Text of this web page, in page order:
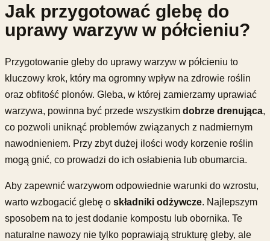
Jak przygotować glebę do
uprawy warzyw w półcieniu?
Przygotowanie gleby do uprawy warzyw w półcieniu to
kluczowy krok, który ma ogromny wpływ na zdrowie roślin
oraz obfitość plonów. Gleba, w której zamierzamy uprawiać
warzywa, powinna być przede wszystkim dobrze drenująca,
co pozwoli uniknąć problemów związanych z nadmiernym
nawodnieniem. Przy zbyt dużej ilości wody korzenie roślin
mogą gnić, co prowadzi do ich osłabienia lub obumarcia.
Aby zapewnić warzywom odpowiednie warunki do wzrostu,
warto wzbogacić glebę o składniki odżywcze. Najlepszym
sposobem na to jest dodanie kompostu lub obornika. Te
naturalne nawozy nie tylko poprawiają strukturę gleby, ale